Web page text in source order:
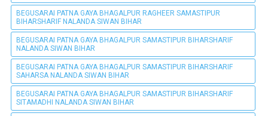
BEGUSARAI PATNA GAYA BHAGALPUR RAGHEER SAMASTIPUR
BIHARSHARIF NALANDA SIWAN BIHAR
BEGUSARAI PATNA GAYA BHAGALPUR SAMASTIPUR BIHARSHARIF
NALANDA SIWAN BIHAR
BEGUSARAI PATNA GAYA BHAGALPUR SAMASTIPUR BIHARSHARIF
SAHARSA NALANDA SIWAN BIHAR
BEGUSARAI PATNA GAYA BHAGALPUR SAMASTIPUR BIHARSHARIF
SITAMADHI NALANDA SIWAN BIHAR